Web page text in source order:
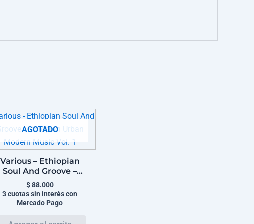
AGOTADO
Various – Ethiopian
Soul And Groove –
Ethiopian Urban
Modern Music Vol. 1
$88.000
3 cuotas sin interés con
Mercado Pago